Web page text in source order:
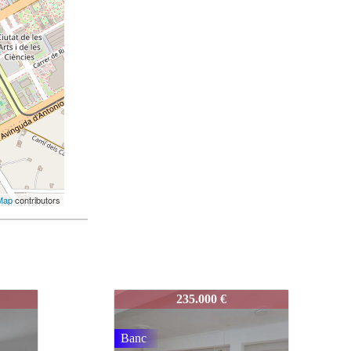
contributors
3858-MOLINA
255.000 €
Noveta